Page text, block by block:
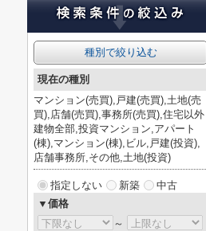
種別で絞り込む
現在の種別
マンション(売買),戸建(売買),土地(売
買),店舗(売買),事務所(売買),住宅以外
建物全部,投資マンション,アパート
(棟),マンション(棟),ビル,戸建(投資),
店舗事務所,その他,土地(投資)
指定しない 新築
中古
▼価格
～